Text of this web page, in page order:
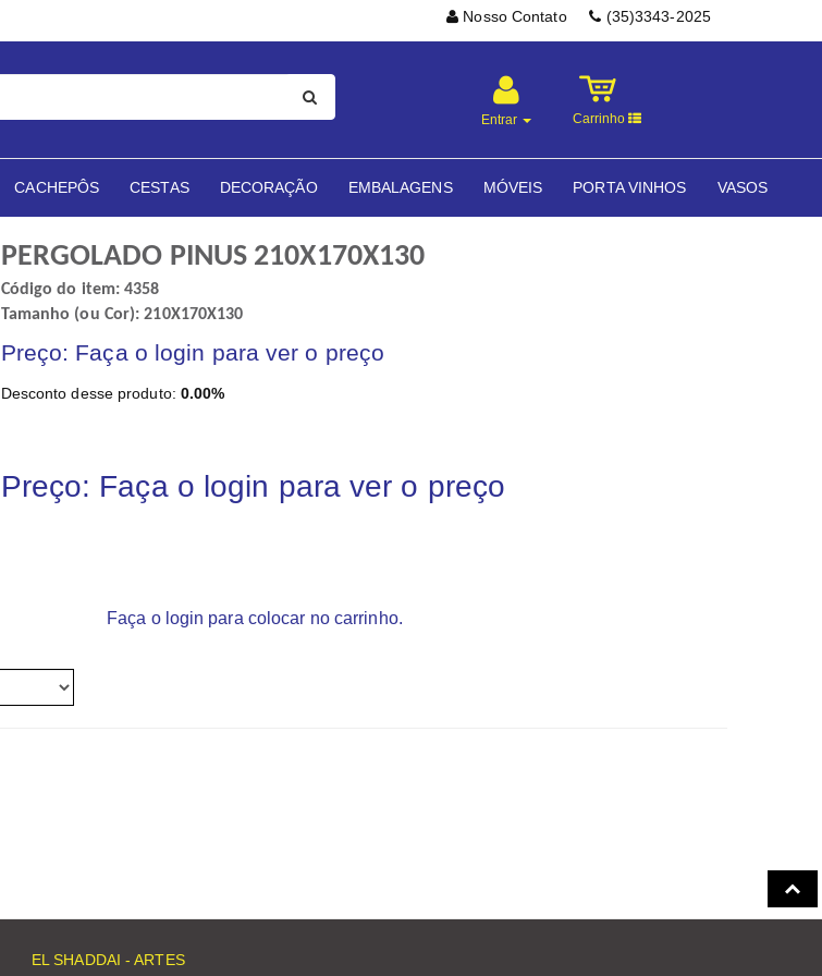
Nosso Contato (35)3343-2025
Entrar Carrinho
CACHEPÔS CESTAS DECORAÇÃO EMBALAGENS MÓVEIS PORTA VINHOS VASOS
PERGOLADO PINUS 210X170X130
Código do item: 4358
Tamanho (ou Cor): 210X170X130
Preço: Faça o login para ver o preço
Desconto desse produto: 0.00%
Preço: Faça o login para ver o preço
Faça o login para colocar no carrinho.
EL SHADDAI - ARTES